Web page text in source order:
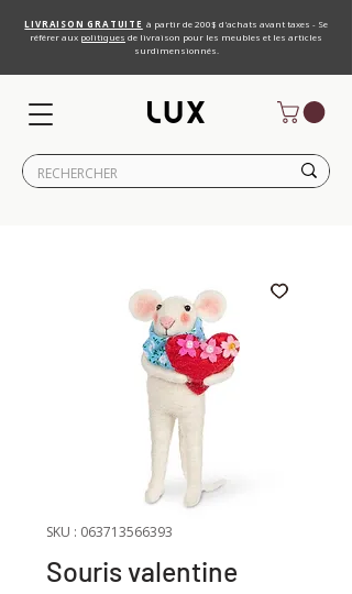
LIVRAISON GRATUITE à partir de 200$ d'achats avant taxes - Se
référer aux politiques de livraison pour les meubles et les articles
surdimensionnés.
SKU : 063713566393
Souris valentine